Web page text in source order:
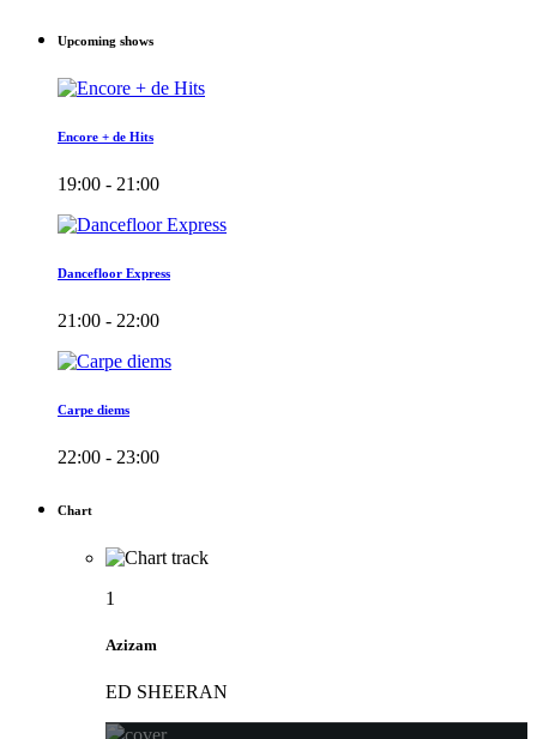
Upcoming shows
Encore + de Hits
19:00 - 21:00
Dancefloor Express
21:00 - 22:00
Carpe diems
22:00 - 23:00
Chart
1
Azizam
ED SHEERAN